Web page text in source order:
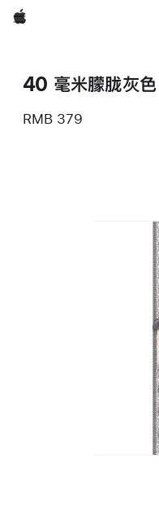
Apple
40 毫米朦胧灰
RMB 379